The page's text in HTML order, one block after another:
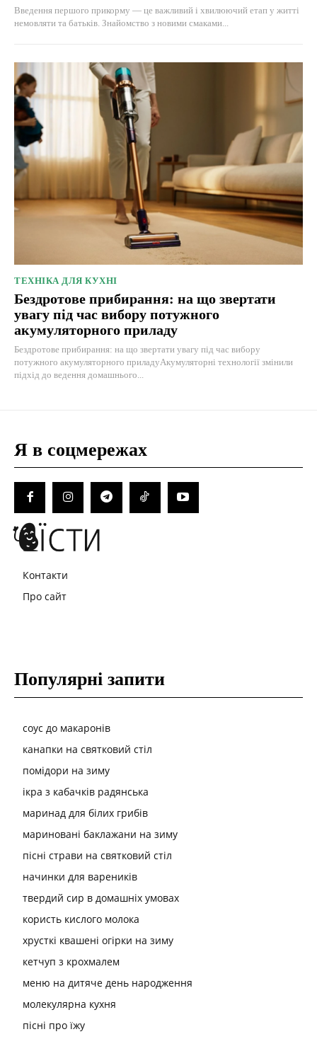
Введення першого прикорму — це важливий і хвилюючий етап у житті
немовляти та батьків. Знайомство з новими смаками...
ТЕХНІКА ДЛЯ КУХНІ
Бездротове прибирання: на що звертати
увагу під час вибору потужного
акумуляторного приладу
Бездротове прибирання: на що звертати увагу під час вибору
потужного акумуляторного приладуАкумуляторні технології змінили
підхід до ведення домашнього...
Я в соцмережах
Контакти
Про сайт
Популярні запити
соус до макаронів
канапки на святковий стіл
помідори на зиму
ікра з кабачків радянська
маринад для білих грибів
мариновані баклажани на зиму
пісні страви на святковий стіл
начинки для вареників
твердий сир в домашніх умовах
користь кислого молока
хрусткі квашені огірки на зиму
кетчуп з крохмалем
меню на дитяче день народження
молекулярна кухня
пісні про їжу